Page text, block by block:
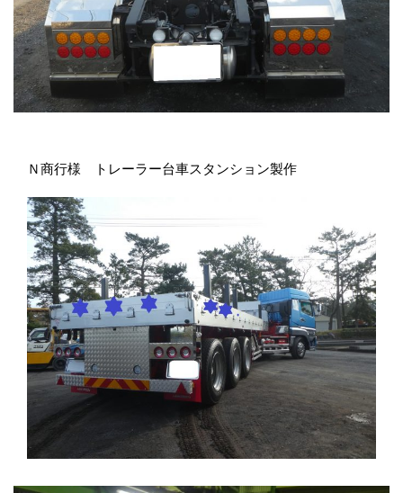
Ｎ商行様 トレーラー台車スタンション製作